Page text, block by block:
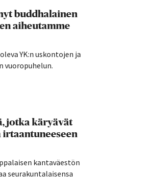
buddhalainen
aiheutamme
YK:n uskontojen ja
vuoropuhelun.
jotka käryävät
kantaväestön
seurakuntalaisensa